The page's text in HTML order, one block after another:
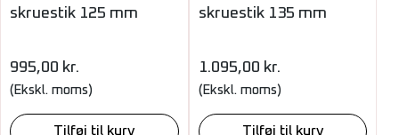
skruestik 125 mm
995,00 kr.
(Ekskl. moms)
Tilføj til kurv
skruestik 135 mm
1.095,00 kr.
(Ekskl. moms)
Tilføj til kurv